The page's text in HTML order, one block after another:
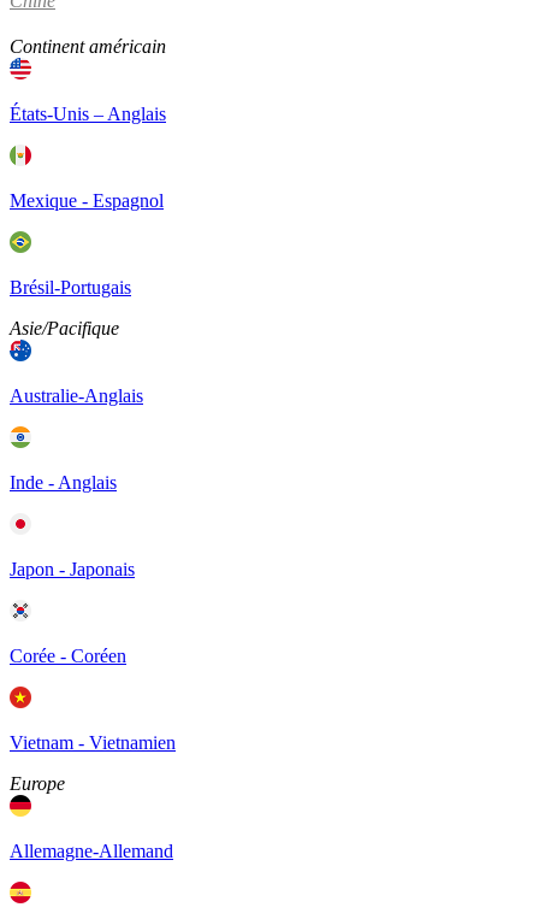
Continent américain
États-Unis – Anglais
Mexique - Espagnol
Brésil-Portugais
Asie/Pacifique
Australie-Anglais
Inde - Anglais
Japon - Japonais
Corée - Coréen
Vietnam - Vietnamien
Europe
Allemagne-Allemand